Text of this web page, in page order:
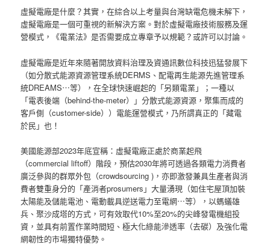
虛擬電廠是什麼？其實，在綜合以上考量與台灣缺電危機未解下，
虛擬電廠是一個可重視的新解決方案。對於虛擬電廠技術服務及運
營模式，《電業法》是否需要成立專章予以規範？或許可以討論。
虛擬電廠是近年來隨著開放資料治理及資通訊數位科技迅猛發展下
（如分散式能源資源管理系統DERMS、配電再生能源先進管理系
統DREAMS⋯等），在全球快速崛起的「另類電業」；一種以
「電表後端（behind-the-meter）」分散式能源資源，聚集而成的
客戶側（customer-side））電能運營模式，乃所謂真正的「藏電
於民」也！
美國能源部2023年底宣稱：虛擬電廠正處於商業起飛
（commercial liftoff）階段，預估2030年將可透過各類電力消費者
廣泛參與的群眾外包（crowdsourcing )，亦即激發兼具生產者與消
費者雙重身分的「產消者prosumers」大量湧現（如住宅屋頂加裝
太陽能及儲能電池、電動載具逆送電力至電網⋯等），以螞蟻雄
兵、聚沙成塔的方式，可有效取代10%至20%的尖峰發電機組投
資，並具有前置作業時間短、極大化綠能滲透率（去碳）及強化電
網韌性的市場獨特優勢。